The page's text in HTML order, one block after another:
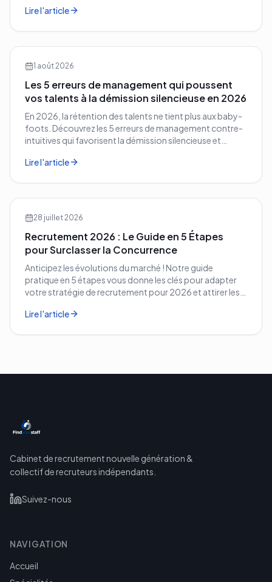
Lire l'article
1 août 2026
Les 5 erreurs de management qui poussent
vos talents à la démission silencieuse en 2026
En 2026, la rétention des talents ne tient plus aux baby-
foots. Découvrez les 5 erreurs de management contre-
intuitives qui favorisent la démission silencieuse et
Lire l'article
28 juillet 2026
Recrutement 2026 : Le Guide en 5 Étapes
pour Surclasser la Concurrence
Anticipez les évolutions du marché ! Notre guide
pratique en 5 étapes vous donne les clés pour adapter
votre stratégie de recrutement pour 2026 et attirer les
Lire l'article
Cabinet de recrutement nouvelle génération &
collectif de recruteurs indépendants.
Suivez-nous
NAVIGATION
Accueil